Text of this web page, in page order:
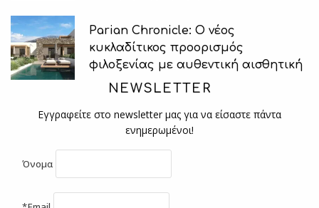
Parian Chronicle: Ο νέος
κυκλαδίτικος προορισμός
φιλοξενίας με αυθεντική αισθητική
NEWSLETTER
Εγγραφείτε στο newsletter μας για να είσαστε πάντα
ενημερωμένοι!
Όνομα